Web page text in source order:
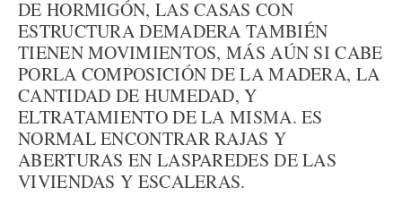
DE HORMIGÓN, LAS CASAS CON
ESTRUCTURA DEMADERA TAMBIÉN
TIENEN MOVIMIENTOS, MÁS AÚN SI CABE
PORLA COMPOSICIÓN DE LA MADERA, LA
CANTIDAD DE HUMEDAD, Y
ELTRATAMIENTO DE LA MISMA. ES
NORMAL ENCONTRAR RAJAS Y
ABERTURAS EN LASPAREDES DE LAS
VIVIENDAS Y ESCALERAS.